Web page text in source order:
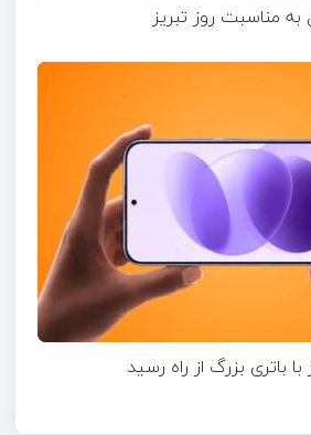
به مناسبت روز تبریز